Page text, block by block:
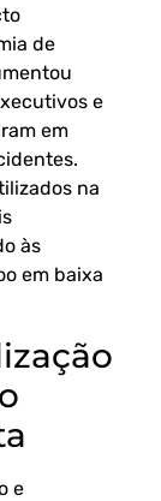
de
e
em
na
às
em baixa
e